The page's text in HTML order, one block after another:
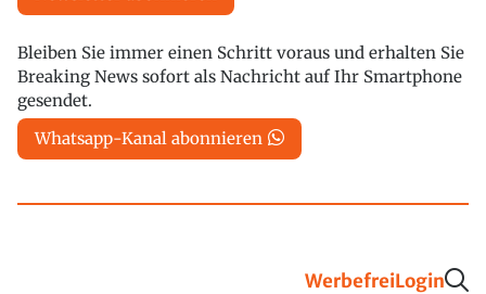
Bleiben Sie immer einen Schritt voraus und erhalten Sie
Breaking News sofort als Nachricht auf Ihr Smartphone
gesendet.
Whatsapp-Kanal abonnieren
WerbefreiLogin